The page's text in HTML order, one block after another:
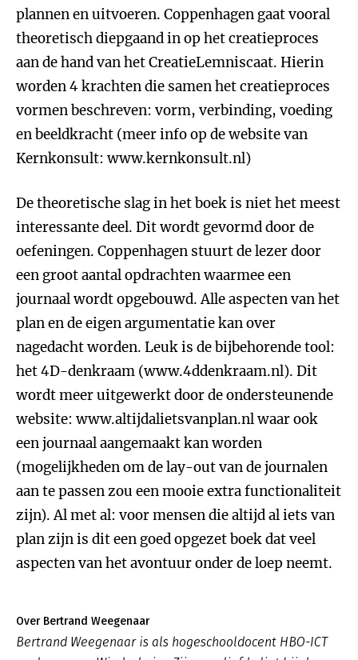
plannen en uitvoeren. Coppenhagen gaat vooral
theoretisch diepgaand in op het creatieproces
aan de hand van het CreatieLemniscaat. Hierin
worden 4 krachten die samen het creatieproces
vormen beschreven: vorm, verbinding, voeding
en beeldkracht (meer info op de website van
Kernkonsult: www.kernkonsult.nl)
De theoretische slag in het boek is niet het meest
interessante deel. Dit wordt gevormd door de
oefeningen. Coppenhagen stuurt de lezer door
een groot aantal opdrachten waarmee een
journaal wordt opgebouwd. Alle aspecten van het
plan en de eigen argumentatie kan over
nagedacht worden. Leuk is de bijbehorende tool:
het 4D-denkraam (www.4ddenkraam.nl). Dit
wordt meer uitgewerkt door de ondersteunende
website: www.altijdalietsvanplan.nl waar ook
een journaal aangemaakt kan worden
(mogelijkheden om de lay-out van de journalen
aan te passen zou een mooie extra functionaliteit
zijn). Al met al: voor mensen die altijd al iets van
plan zijn is dit een goed opgezet boek dat veel
aspecten van het avontuur onder de loep neemt.
Over Bertrand Weegenaar
Bertrand Weegenaar is als hogeschooldocent HBO-ICT